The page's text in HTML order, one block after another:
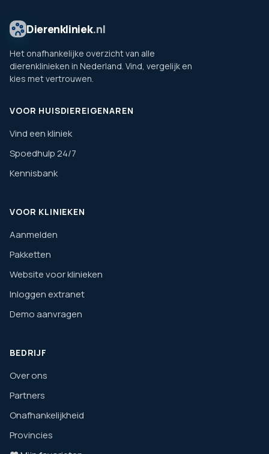
Dierenkliniek.nl
Het onafhankelijke overzicht van alle
dierenklinieken in Nederland. Vind, vergelijk en
kies met vertrouwen.
VOOR HUISDIEREIGENAREN
Vind een kliniek
Spoedhulp 24/7
Kennisbank
VOOR KLINIEKEN
Aanmelden
Pakketten
Website voor klinieken
Inloggen extranet
Demo aanvragen
BEDRIJF
Over ons
Partners
Onafhankelijkheid
Provincies